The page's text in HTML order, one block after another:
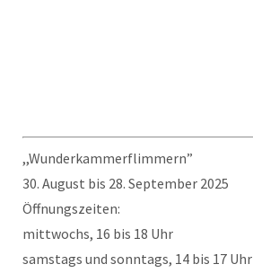
,,Wunderkammerflimmern”
30. August bis 28. September 2025
Öffnungszeiten:
mittwochs, 16 bis 18 Uhr
samstags und sonntags, 14 bis 17 Uhr